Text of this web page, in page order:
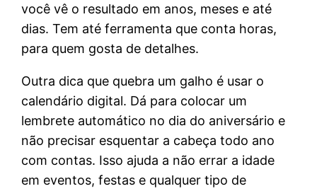
você vê o resultado em anos, meses e até
dias. Tem até ferramenta que conta horas,
para quem gosta de detalhes.
Outra dica que quebra um galho é usar o
calendário digital. Dá para colocar um
lembrete automático no dia do aniversário e
não precisar esquentar a cabeça todo ano
com contas. Isso ajuda a não errar a idade
em eventos, festas e qualquer tipo de